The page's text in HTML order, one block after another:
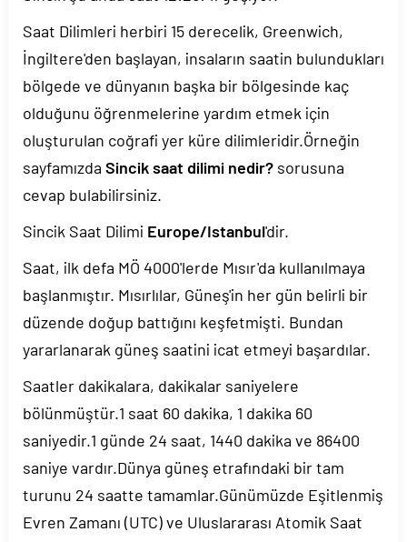
Saat Dilimleri herbiri 15 derecelik, Greenwich,
İngiltere'den başlayan, insaların saatin bulundukları
bölgede ve dünyanın başka bir bölgesinde kaç
olduğunu öğrenmelerine yardım etmek için
oluşturulan coğrafi yer küre dilimleridir.Örneğin
sayfamızda Sincik saat dilimi nedir? sorusuna
cevap bulabilirsiniz.
Sincik Saat Dilimi Europe/Istanbul'dir.
Saat, ilk defa MÖ 4000'lerde Mısır'da kullanılmaya
başlanmıştır. Mısırlılar, Güneş'in her gün belirli bir
düzende doğup battığını keşfetmişti. Bundan
yararlanarak güneş saatini icat etmeyi başardılar.
Saatler dakikalara, dakikalar saniyelere
bölünmüştür.1 saat 60 dakika, 1 dakika 60
saniyedir.1 günde 24 saat, 1440 dakika ve 86400
saniye vardır.Dünya güneş etrafındaki bir tam
turunu 24 saatte tamamlar.Günümüzde Eşitlenmiş
Evren Zamanı (UTC) ve Uluslararası Atomik Saat